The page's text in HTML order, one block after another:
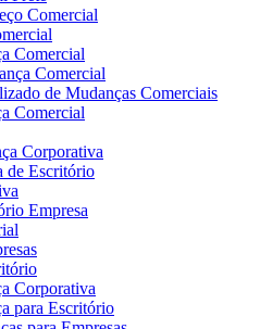
Comercial
Comercial
Comercial
de Mudanças Comerciais
Comercial
Corporativa
de Escritório
Empresa
Corporativa
para Escritório